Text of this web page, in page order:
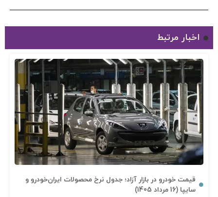
اخبار مرتبط
قیمت خودرو در بازار آزاد؛ جدول نرخ محصولات ایران‌خودرو و
سایپا (16 مرداد 1405)